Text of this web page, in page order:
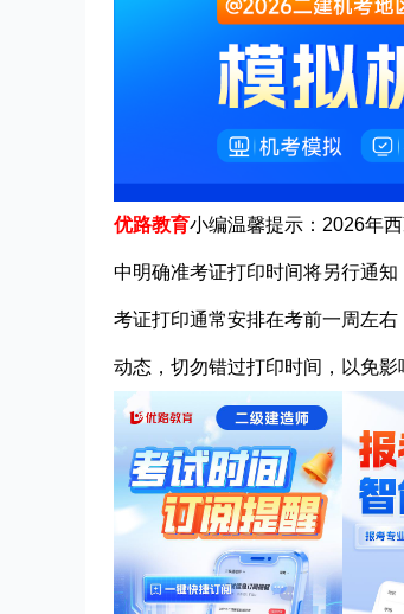
优路教育小编温馨提示：2026年
中明确准考证打印时间将另行通
考证打印通常安排在考前一周左
动态，切勿错过打印时间，以免